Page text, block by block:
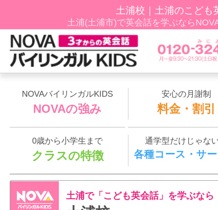
土浦校｜土浦のこども
土浦(土浦市)で英会話を学ぶなら
NOVAバイリンガルKIDS
NOVAの強み
安心の月謝制
料金・割引
0歳から小学生まで
クラスの特徴
通学型だけじゃな
各種コース・サ
土浦で「こども英会話」を学ぶなら